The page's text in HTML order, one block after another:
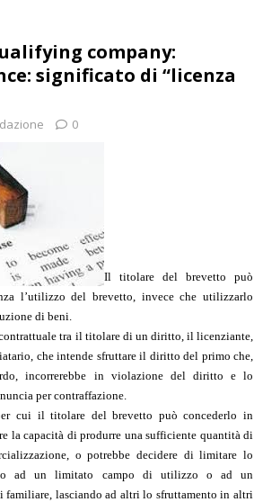
company:
significato di “licenza
0
Il titolare del brevetto può
l’utilizzo del brevetto, invece che utilizzarlo
di beni.
tra il titolare di un diritto, il licenziante,
che intende sfruttare il diritto del primo che,
incorrerebbe in violazione del diritto e lo
per contraffazione.
cui il titolare del brevetto può concederlo in
la capacità di produrre una sufficiente quantità di
o potrebbe decidere di limitare lo
ad un limitato campo di utilizzo o ad un
familiare, lasciando ad altri lo sfruttamento in altri